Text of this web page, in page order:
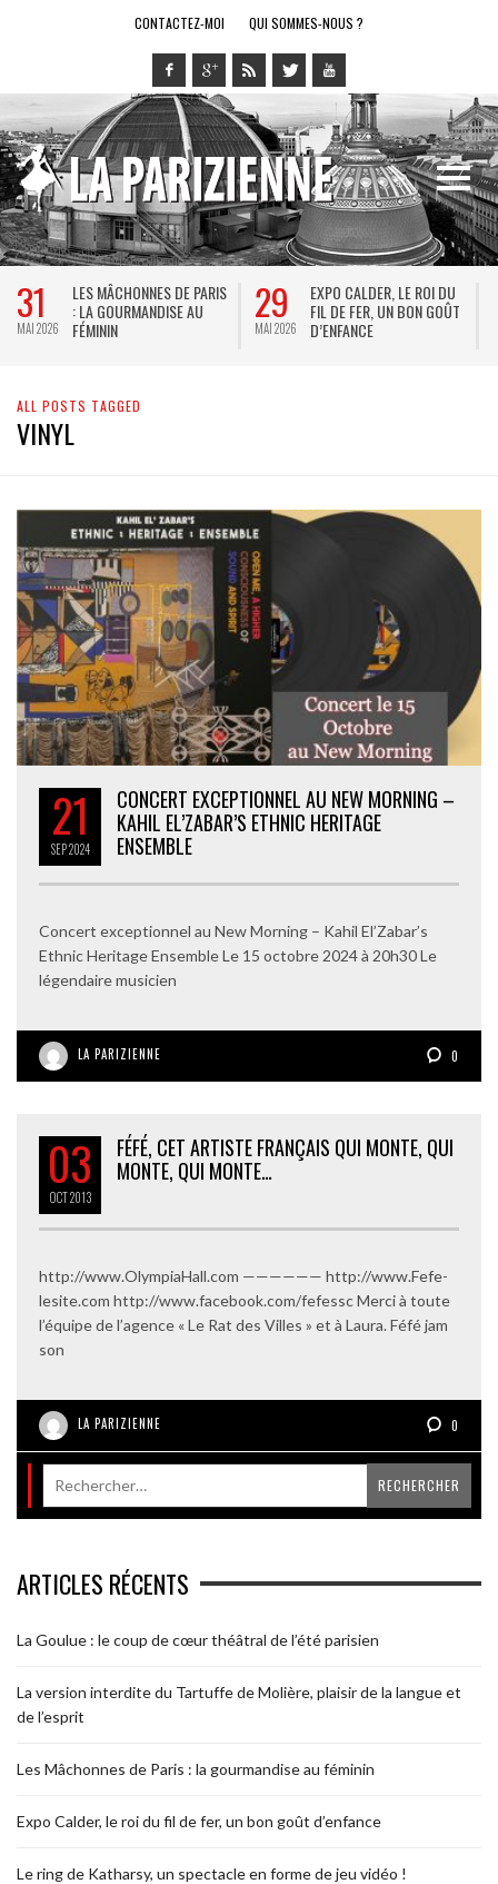
CONTACTEZ-MOI QUI SOMMES-NOUS ?
31
MAI 2026
LES MÂCHONNES DE PARIS
: LA GOURMANDISE AU
FÉMININ
29
MAI 2026
EXPO CALDER, LE ROI DU
FIL DE FER, UN BON GOÛT
D’ENFANCE
ALL POSTS TAGGED
VINYL
21
SEP2024
CONCERT EXCEPTIONNEL AU NEW MORNING –
KAHIL EL’ZABAR’S ETHNIC HERITAGE
ENSEMBLE
Concert exceptionnel au New Morning – Kahil El’Zabar’s
Ethnic Heritage Ensemble Le 15 octobre 2024 à 20h30 Le
légendaire musicien
LA PARIZIENNE 0
03
OCT2013
FÉFÉ, CET ARTISTE FRANÇAIS QUI MONTE, QUI
MONTE, QUI MONTE…
http://www.OlympiaHall.com —————— http://www.Fefe-
lesite.com http://www.facebook.com/fefessc Merci à toute
l’équipe de l’agence « Le Rat des Villes » et à Laura. Féfé jam
son
LA PARIZIENNE 0
ARTICLES RÉCENTS
La Goulue : le coup de cœur théâtral de l’été parisien
La version interdite du Tartuffe de Molière, plaisir de la langue et
de l’esprit
Les Mâchonnes de Paris : la gourmandise au féminin
Expo Calder, le roi du fil de fer, un bon goût d’enfance
Le ring de Katharsy, un spectacle en forme de jeu vidéo !